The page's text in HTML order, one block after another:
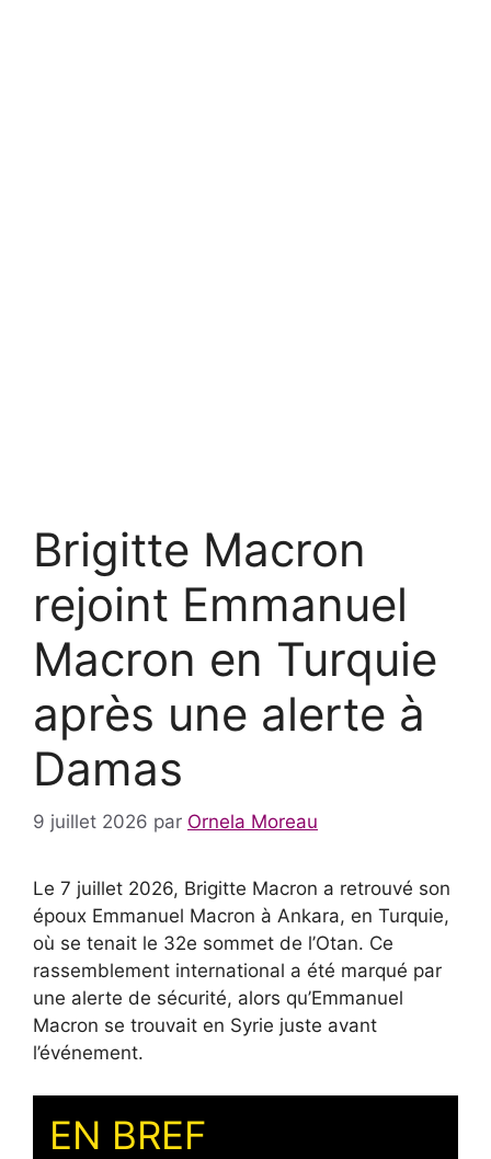
Brigitte Macron
rejoint Emmanuel
Macron en Turquie
après une alerte à
Damas
9 juillet 2026 par Ornela Moreau
Le 7 juillet 2026, Brigitte Macron a retrouvé son
époux Emmanuel Macron à Ankara, en Turquie,
où se tenait le 32e sommet de l’Otan. Ce
rassemblement international a été marqué par
une alerte de sécurité, alors qu’Emmanuel
Macron se trouvait en Syrie juste avant
l’événement.
EN BREF